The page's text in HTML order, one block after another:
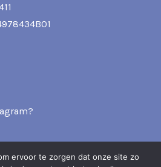
ervoor te zorgen dat onze site zo